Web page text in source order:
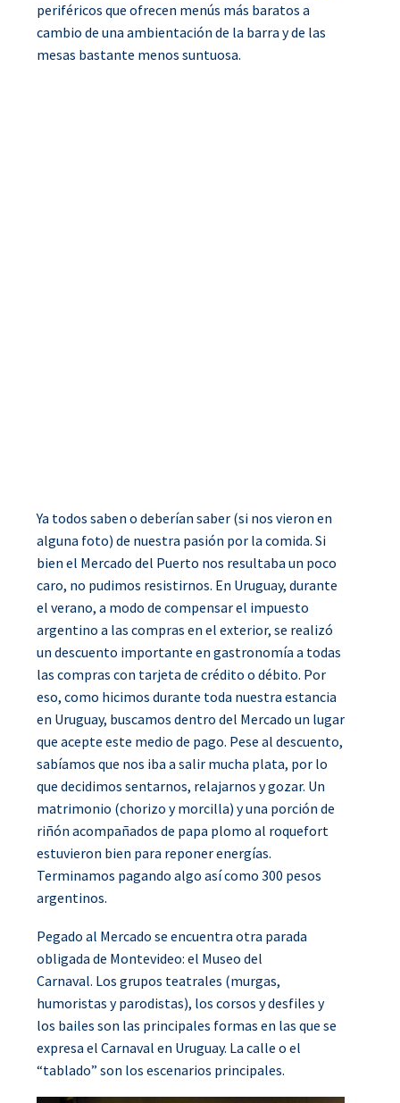
periféricos que ofrecen menús más baratos a
cambio de una ambientación de la barra y de las
mesas bastante menos suntuosa.
Ya todos saben o deberían saber (si nos vieron en
alguna foto) de nuestra pasión por la comida. Si
bien el Mercado del Puerto nos resultaba un poco
caro, no pudimos resistirnos. En Uruguay, durante
el verano, a modo de compensar el impuesto
argentino a las compras en el exterior, se realizó
un descuento importante en gastronomía a todas
las compras con tarjeta de crédito o débito. Por
eso, como hicimos durante toda nuestra estancia
en Uruguay, buscamos dentro del Mercado un lugar
que acepte este medio de pago. Pese al descuento,
sabíamos que nos iba a salir mucha plata, por lo
que decidimos sentarnos, relajarnos y gozar. Un
matrimonio (chorizo y morcilla) y una porción de
riñón acompañados de papa plomo al roquefort
estuvieron bien para reponer energías.
Terminamos pagando algo así como 300 pesos
argentinos.
Pegado al Mercado se encuentra otra parada
obligada de Montevideo: el Museo del
Carnaval. Los grupos teatrales (murgas,
humoristas y parodistas), los corsos y desfiles y
los bailes son las principales formas en las que se
expresa el Carnaval en Uruguay. La calle o el
“tablado” son los escenarios principales.